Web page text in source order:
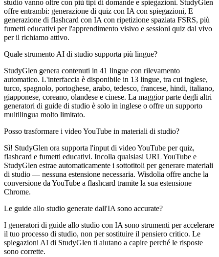
studio vanno oltre con più tipi di domande e spiegazioni. StudyGlen
offre entrambi: generazione di quiz con IA con spiegazioni, E
generazione di flashcard con IA con ripetizione spaziata FSRS, più
fumetti educativi per l'apprendimento visivo e sessioni quiz dal vivo
per il richiamo attivo.
Quale strumento AI di studio supporta più lingue?
StudyGlen genera contenuti in 41 lingue con rilevamento
automatico. L'interfaccia è disponibile in 13 lingue, tra cui inglese,
turco, spagnolo, portoghese, arabo, tedesco, francese, hindi, italiano,
giapponese, coreano, olandese e cinese. La maggior parte degli altri
generatori di guide di studio è solo in inglese o offre un supporto
multilingua molto limitato.
Posso trasformare i video YouTube in materiali di studio?
Sì! StudyGlen ora supporta l'input di video YouTube per quiz,
flashcard e fumetti educativi. Incolla qualsiasi URL YouTube e
StudyGlen estrae automaticamente i sottotitoli per generare materiali
di studio — nessuna estensione necessaria. Wisdolia offre anche la
conversione da YouTube a flashcard tramite la sua estensione
Chrome.
Le guide allo studio generate dall'IA sono accurate?
I generatori di guide allo studio con IA sono strumenti per accelerare
il tuo processo di studio, non per sostituire il pensiero critico. Le
spiegazioni AI di StudyGlen ti aiutano a capire perché le risposte
sono corrette.